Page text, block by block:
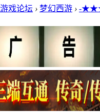
戏论坛 › 梦幻西游 › -★★★